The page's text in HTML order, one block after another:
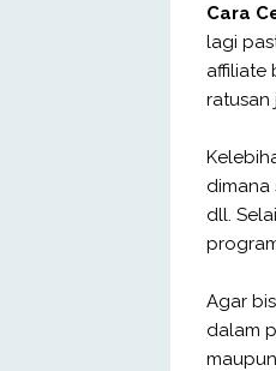
Cara
lagi
affiliate
ratusan
dimana
dll.
Agar
dalam